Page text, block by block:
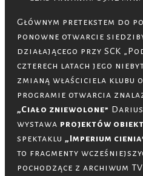
Głównym pretekstem do
ponowne otwarcie
działającego przy SCK
czterech latach jego
zmianą właściciela klubu
programie otwarcia
„Ciało zniewolone”
wystawa projektów
spektaklu „Imperium
to fragmenty
pochodzące z archiwum